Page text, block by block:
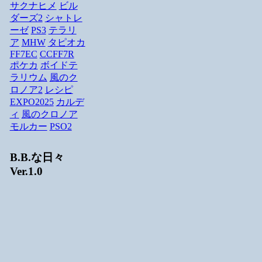
サクナヒメ ビル
ダーズ2 シャトレ
ーゼ PS3 テラリ
ア MHW タピオカ
FF7EC CCFF7R
ポケカ ボイドテ
ラリウム 風のク
ロノア2 レシピ
EXPO2025 カルデ
ィ 風のクロノア
モルカー PSO2
B.B.な日々
Ver.1.0